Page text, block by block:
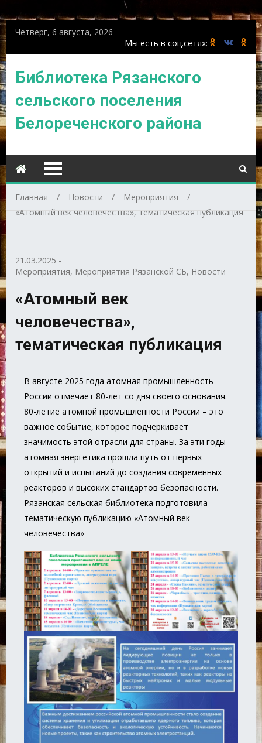
Четверг, 6 августа, 2026
Библиотека Рязанского
сельского поселения
Белореченского района
Главная Новости
Мероприятия
«Атомный век человечества», тематическая публикация
21.03.2025 -
Мероприятия, Мероприятия Рязанской СБ, Новости
«Атомный век
человечества»,
тематическая публикация
В августе 2025 года атомная промышленность
России отмечает 80-лет со дня своего основания.
80-летие атомной промышленности России – это
важное событие, которое подчеркивает
значимость этой отрасли для страны. За эти годы
атомная энергетика прошла путь от первых
открытий и испытаний до создания современных
реакторов и высоких стандартов безопасности.
Рязанская сельская библиотека подготовила
тематическую публикацию «Атомный век
человечества»